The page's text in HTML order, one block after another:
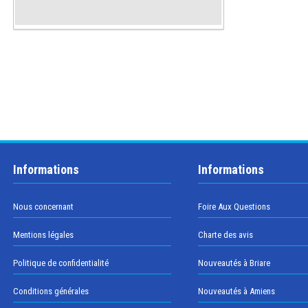
Informations
Nous concernant
Mentions légales
Politique de confidentialité
Conditions générales
Informations
Foire Aux Questions
Charte des avis
Nouveautés à Briare
Nouveautés à Amiens